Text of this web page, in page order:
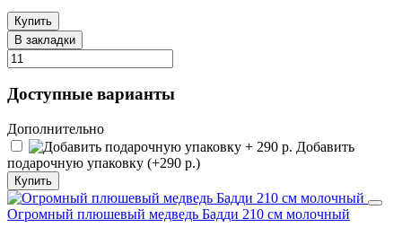
Купить
В закладки
Доступные варианты
Дополнительно
Добавить
подарочную упаковку (+290 р.)
Купить
Огромный плюшевый медведь Бадди 210 см молочный